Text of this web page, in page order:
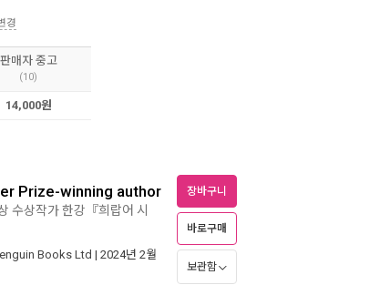
경
판매자 중고
(10)
14,000원
Prize-winning author
수상작가 한강『희랍어 시
Books Ltd | 2024년 2월
장바구니
바로구매
보관함